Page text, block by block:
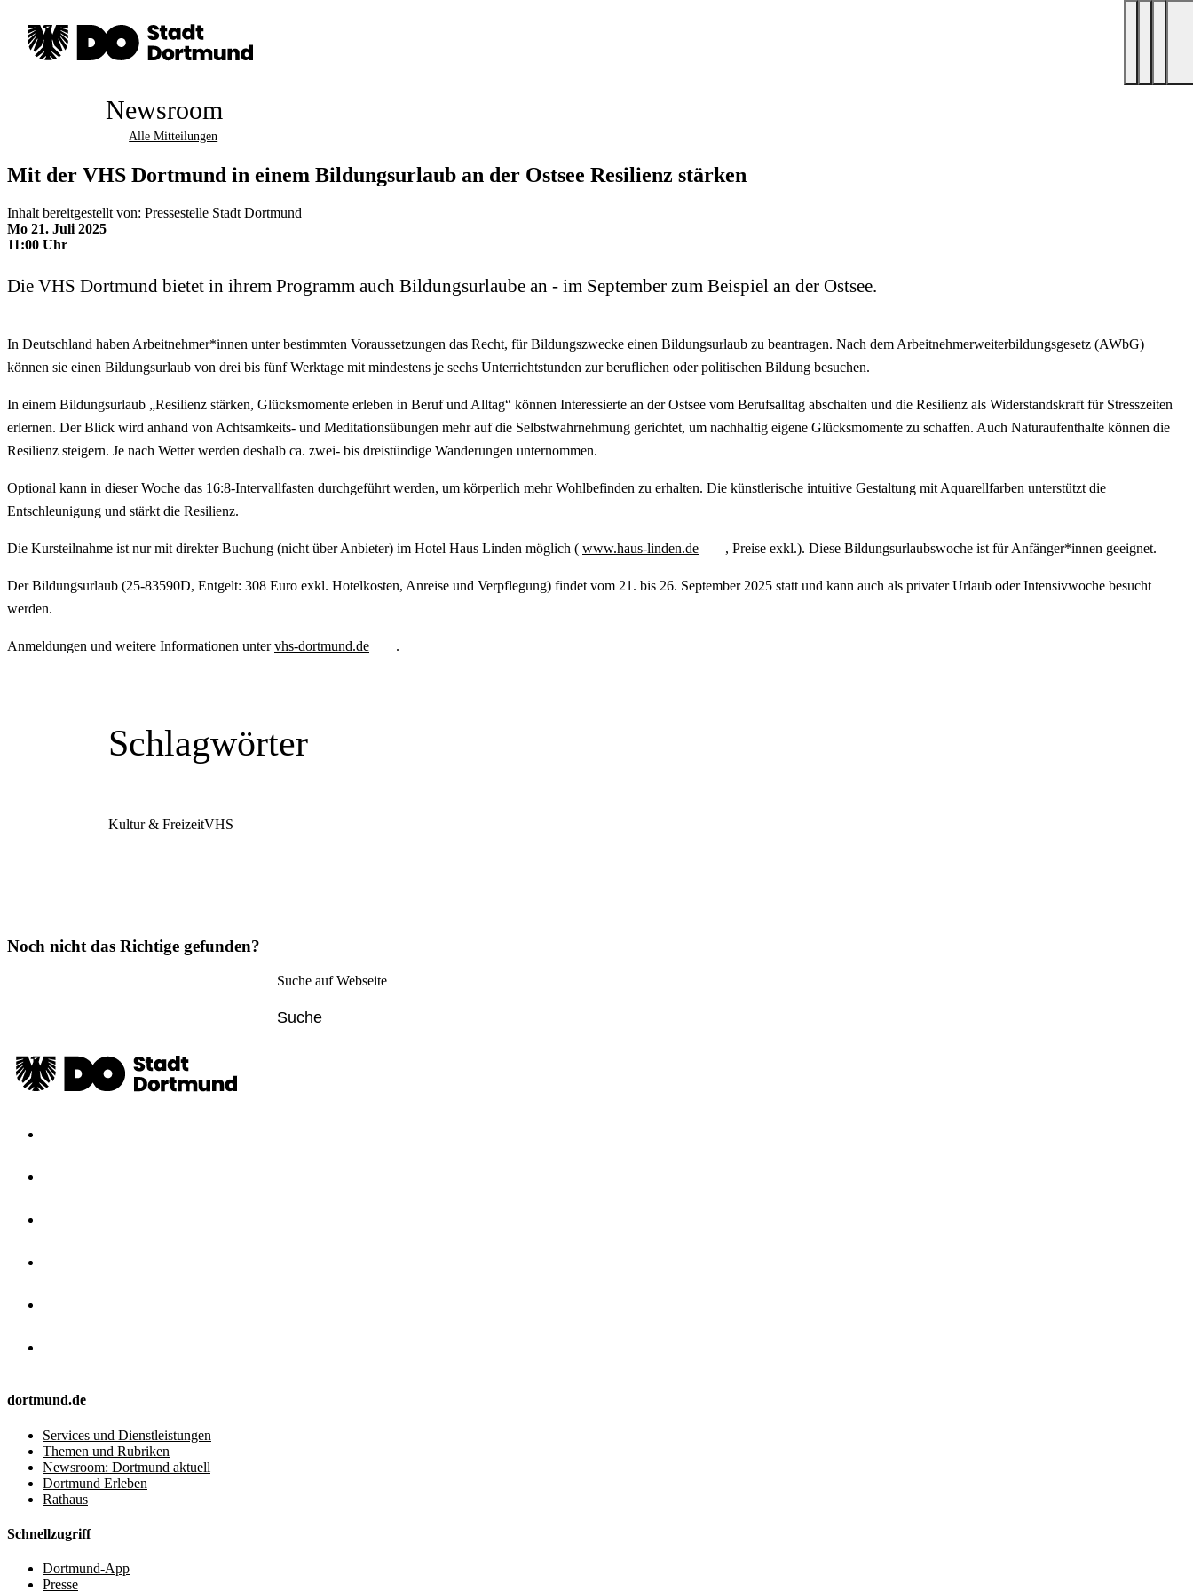
Newsroom
Alle Mitteilungen
Mit der VHS Dortmund in einem Bildungsurlaub an der Ostsee Resilienz stärken
Inhalt bereitgestellt von: Pressestelle Stadt Dortmund
Mo 21. Juli 2025
11:00 Uhr
Die VHS Dortmund bietet in ihrem Programm auch Bildungsurlaube an - im September zum Beispiel an der Ostsee.
In Deutschland haben Arbeitnehmer*innen unter bestimmten Voraussetzungen das Recht, für Bildungszwecke einen Bildungsurlaub zu beantragen. Nach dem Arbeitnehmerweiterbildungsgesetz (AWbG)
können sie einen Bildungsurlaub von drei bis fünf Werktage mit mindestens je sechs Unterrichtstunden zur beruflichen oder politischen Bildung besuchen.
In einem Bildungsurlaub „Resilienz stärken, Glücksmomente erleben in Beruf und Alltag“ können Interessierte an der Ostsee vom Berufsalltag abschalten und die Resilienz als Widerstandskraft für Stresszeiten
erlernen. Der Blick wird anhand von Achtsamkeits- und Meditationsübungen mehr auf die Selbstwahrnehmung gerichtet, um nachhaltig eigene Glücksmomente zu schaffen. Auch Naturaufenthalte können die
Resilienz steigern. Je nach Wetter werden deshalb ca. zwei- bis dreistündige Wanderungen unternommen.
Optional kann in dieser Woche das 16:8-Intervallfasten durchgeführt werden, um körperlich mehr Wohlbefinden zu erhalten. Die künstlerische intuitive Gestaltung mit Aquarellfarben unterstützt die
Entschleunigung und stärkt die Resilienz.
Die Kursteilnahme ist nur mit direkter Buchung (nicht über Anbieter) im Hotel Haus Linden möglich ( www.haus-linden.de , Preise exkl.). Diese Bildungsurlaubswoche ist für Anfänger*innen geeignet.
Der Bildungsurlaub (25-83590D, Entgelt: 308 Euro exkl. Hotelkosten, Anreise und Verpflegung) findet vom 21. bis 26. September 2025 statt und kann auch als privater Urlaub oder Intensivwoche besucht
werden.
Anmeldungen und weitere Informationen untervhs-dortmund.de .
Schlagwörter
Kultur & FreizeitVHS
Noch nicht das Richtige gefunden?
Suche auf Webseite
dortmund.de
Services und Dienstleistungen
Themen und Rubriken
Newsroom: Dortmund aktuell
Dortmund Erleben
Rathaus
Schnellzugriff
Dortmund-App
Presse